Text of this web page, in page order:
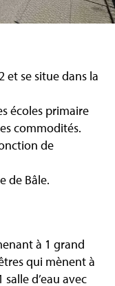
et se situe dans la
écoles primaire
commodités.
de
de Bâle.
à 1 grand
qui mènent à
d’eau avec